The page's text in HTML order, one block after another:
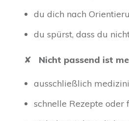
du dich nach
du spürst, dass du
✘ Nicht passend ist
ausschließlich
schnelle Rezepte